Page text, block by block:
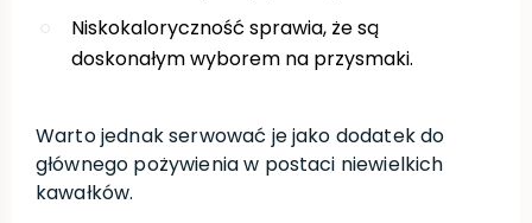
Niskokaloryczność sprawia, że są
doskonałym wyborem na przysmaki.
Warto jednak serwować je jako dodatek do
głównego pożywienia w postaci niewielkich
kawałków.